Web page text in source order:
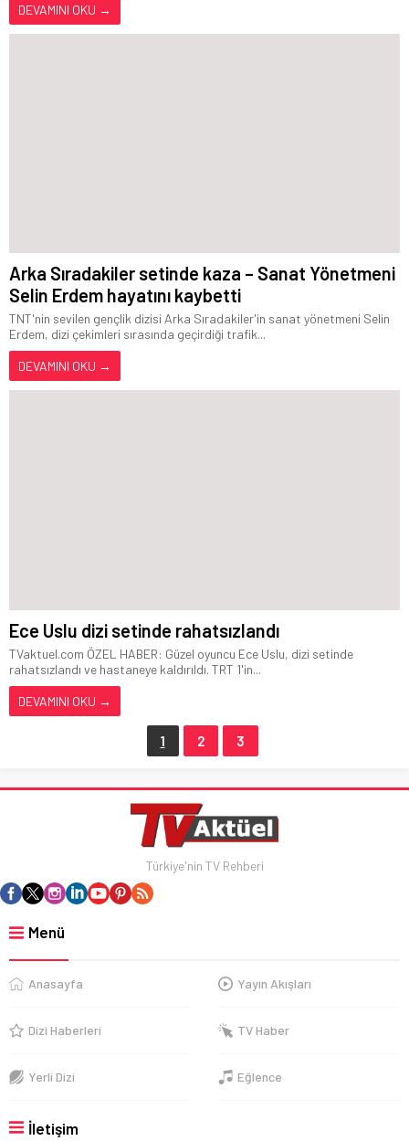
DEVAMINI OKU →
Arka Sıradakiler setinde kaza – Sanat Yönetmeni
Selin Erdem hayatını kaybetti
TNT'nin sevilen gençlik dizisi Arka Sıradakiler'in sanat yönetmeni Selin
Erdem, dizi çekimleri sırasında geçirdiği trafik...
DEVAMINI OKU →
Ece Uslu dizi setinde rahatsızlandı
TVaktuel.com ÖZEL HABER: Güzel oyuncu Ece Uslu, dizi setinde
rahatsızlandı ve hastaneye kaldırıldı. TRT 1'in...
DEVAMINI OKU →
1 2 3
Türkiye'nin TV Rehberi
Menü
Anasayfa Yayın Akışları
Dizi Haberleri TV Haber
Yerli Dizi Eğlence
İletişim